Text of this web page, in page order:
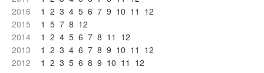
2016
1 2 3 4 5 6 7 9 10 11 12
2015
1 5 7 8 12
2014
1 2 4 5 6 7 8 11 12
2013
1 2 3 4 6 7 8 9 10 11 12
2012
1 2 3 5 6 8 9 10 11 12